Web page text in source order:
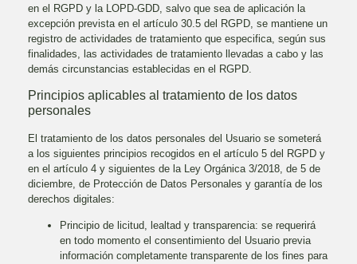
en el RGPD y la LOPD-GDD, salvo que sea de aplicación la
excepción prevista en el artículo 30.5 del RGPD, se mantiene un
registro de actividades de tratamiento que especifica, según sus
finalidades, las actividades de tratamiento llevadas a cabo y las
demás circunstancias establecidas en el RGPD.
Principios aplicables al tratamiento de los datos
personales
El tratamiento de los datos personales del Usuario se someterá
a los siguientes principios recogidos en el artículo 5 del RGPD y
en el artículo 4 y siguientes de la Ley Orgánica 3/2018, de 5 de
diciembre, de Protección de Datos Personales y garantía de los
derechos digitales:
Principio de licitud, lealtad y transparencia: se requerirá
en todo momento el consentimiento del Usuario previa
información completamente transparente de los fines para